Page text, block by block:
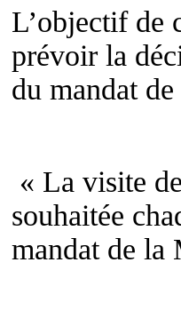
L’objectif de
prévoir la
du mandat
« La visite
souhaitée
mandat de la